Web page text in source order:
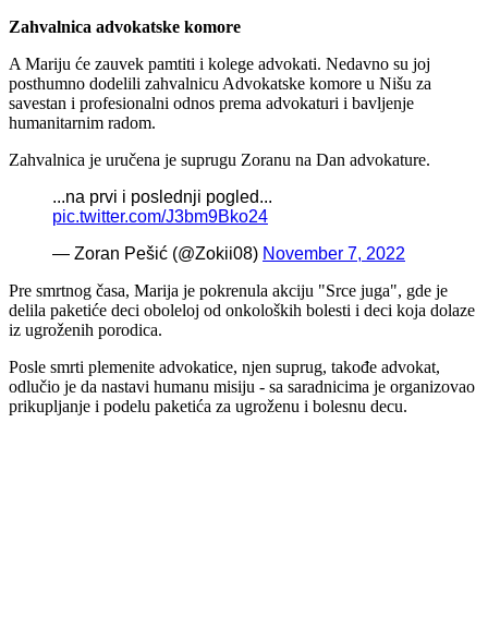
Zahvalnica advokatske komore
A Mariju će zauvek pamtiti i kolege advokati. Nedavno su joj
posthumno dodelili zahvalnicu Advokatske komore u Nišu za
savestan i profesionalni odnos prema advokaturi i bavljenje
humanitarnim radom.
Zahvalnica je uručena je suprugu Zoranu na Dan advokature.
...na prvi i poslednji pogled...
pic.twitter.com/J3bm9Bko24
— Zoran Pešić (@Zokii08) November 7, 2022
Pre smrtnog časa, Marija je pokrenula akciju "Srce juga", gde je
delila paketiće deci oboleloj od onkoloških bolesti i deci koja dolaze
iz ugroženih porodica.
Posle smrti plemenite advokatice, njen suprug, takođe advokat,
odlučio je da nastavi humanu misiju - sa saradnicima je organizovao
prikupljanje i podelu paketića za ugroženu i bolesnu decu.